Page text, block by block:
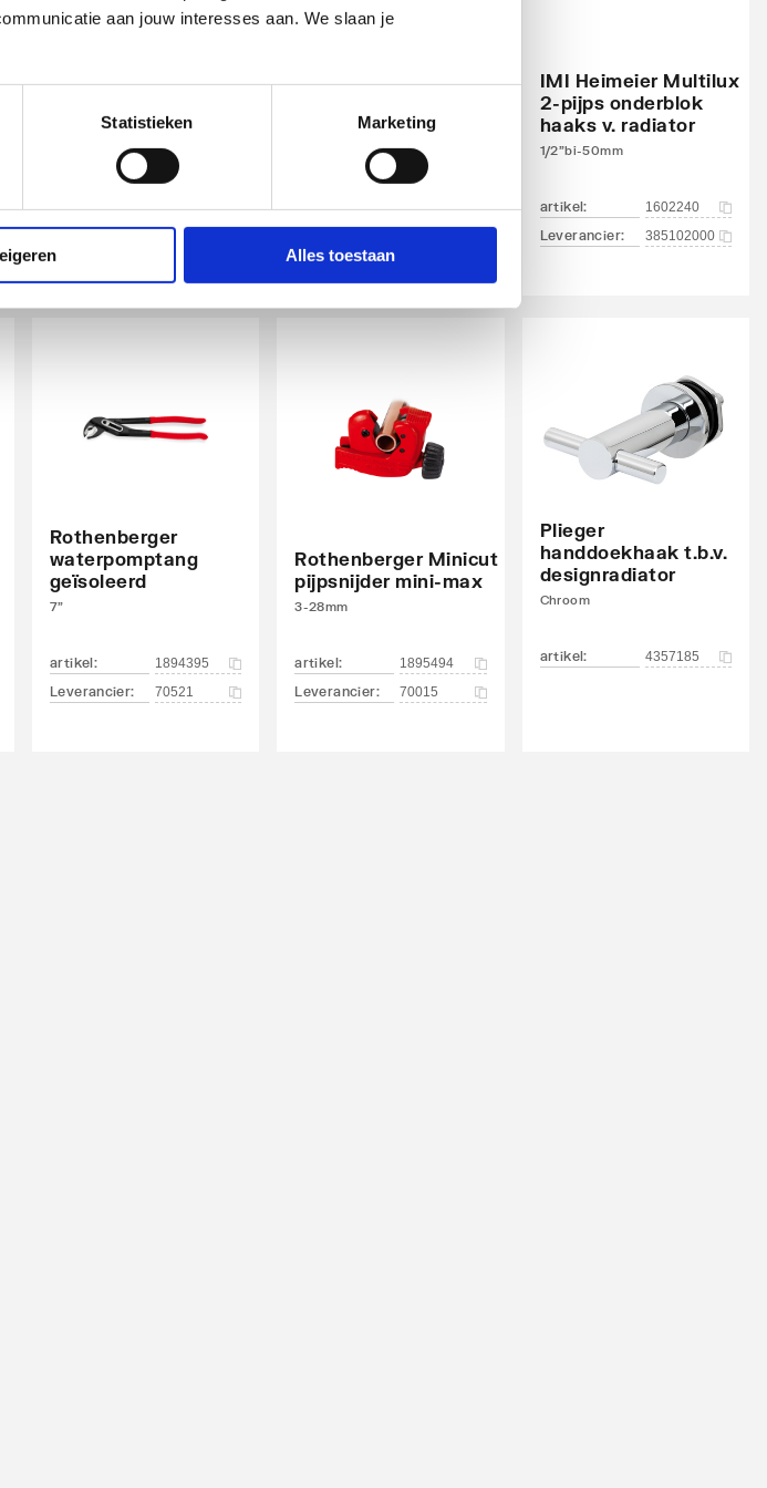
aan jouw interesses aan. We slaan je
Statistieken Marketing
Alles toestaan
Demeta radiator
vernikkeld
artikel: 7540086
Plieger
1/2"xM24 | Kvs = 0,49 m3/h |
IMI Heimeier Multilux
2-pijps onderblok
haaks v. radiator
1/2"bi-50mm
artikel: 1602240
Leverancier: 385102000
Rothenberger
waterpomptang
geïsoleerd
7"
artikel: 1894395
Leverancier: 70521
Rothenberger Minicut
pijpsnijder mini-max
3-28mm
artikel: 1895494
Leverancier: 70015
Plieger
handdoekhaak t.b.v.
designradiator
Chroom
artikel: 4357185